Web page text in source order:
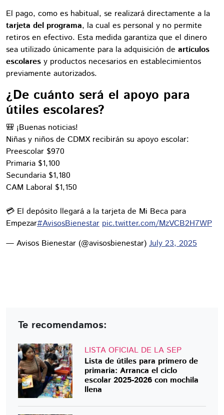
El pago, como es habitual, se realizará directamente a la
tarjeta del programa, la cual es personal y no permite
retiros en efectivo. Esta medida garantiza que el dinero
sea utilizado únicamente para la adquisición de artículos
escolares y productos necesarios en establecimientos
previamente autorizados.
¿De cuánto será el apoyo para
útiles escolares?
🎒 ¡Buenas noticias!
Niñas y niños de CDMX recibirán su apoyo escolar:
Preescolar $970
Primaria $1,100
Secundaria $1,180
CAM Laboral $1,150
💳 El depósito llegará a la tarjeta de Mi Beca para
Empezar#AvisosBienestar pic.twitter.com/MzVCB2H7WP
— Avisos Bienestar (@avisosbienestar) July 23, 2025
Te recomendamos:
LISTA OFICIAL DE LA SEP
Lista de útiles para primero de
primaria: Arranca el ciclo
escolar 2025-2026 con mochila
llena